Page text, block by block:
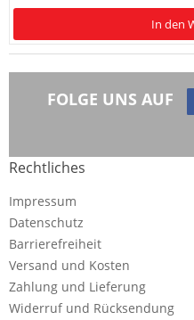
In den
FOLGE UNS AUF
Rechtliches
Impressum
Datenschutz
Barrierefreiheit
Versand und Kosten
Zahlung und Lieferung
Widerruf und Rücksendung